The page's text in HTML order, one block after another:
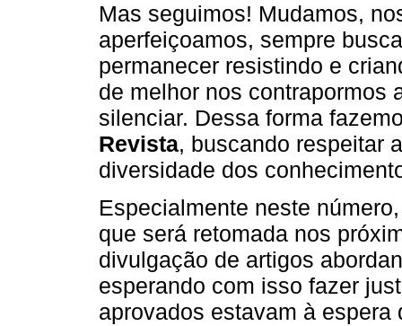
Mas seguimos! Mudamos,
aperfeiçoamos, sempre
permanecer resistindo e
de melhor nos contrapormos
silenciar. Dessa forma
Revista, buscando respeitar
diversidade dos
Especialmente neste
que será retomada nos
divulgação de artigos
esperando com isso fazer
aprovados estavam à